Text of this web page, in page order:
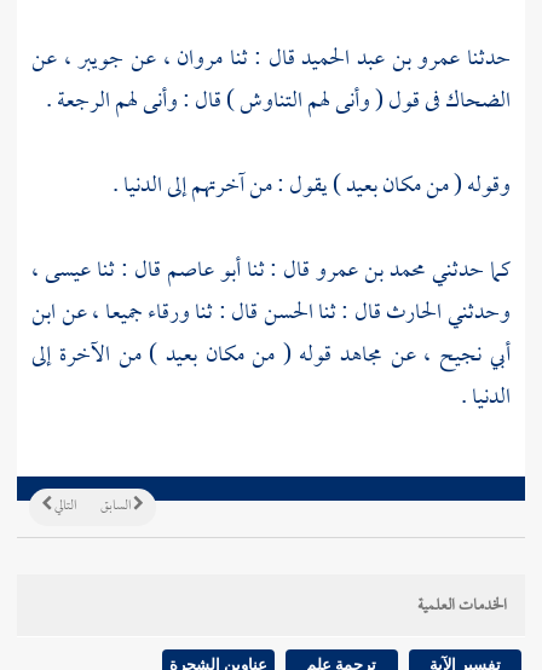
حدثناعمرو بن عبد الحميدقال : ثنامروان ،عنجويبر ،عن
الضحاكفى قول ( وأنى لهم التناوش ) قال : وأنى لهم الرجعة .
وقوله ( من مكان بعيد ) يقول : من آخرتهم إلى الدنيا .
كما حدثنيمحمد بن عمروقال : ثناأبو عاصمقال : ثناعيسى ،
وحدثنيالحارثقال : ثناالحسنقال : ثناورقاءجميعا ، عنابن
أبي نجيح ،عن مجاهد قوله ( من مكان بعيد ) من الآخرة إلى
الدنيا .
التالي السابق
الخدمات العلمية
تفسير الآية ترجمة علم عناوين الشجرة